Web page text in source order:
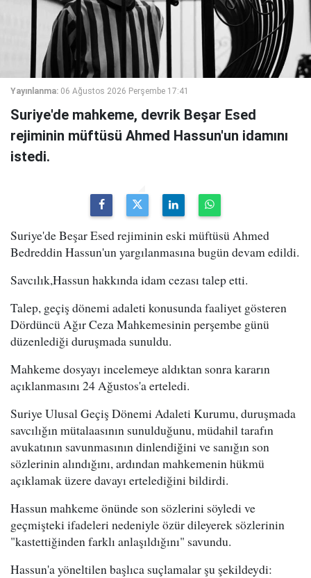
Yayınlanma: 06 Ağustos 2026 Perşembe 17:41
Suriye'de mahkeme, devrik Beşar Esed
rejiminin müftüsü Ahmed Hassun'un idamını
istedi.
Suriye'de Beşar Esed rejiminin eski müftüsü Ahmed
Bedreddin Hassun'un yargılanmasına bugün devam edildi.
Savcılık,Hassun hakkında idam cezası talep etti.
Talep, geçiş dönemi adaleti konusunda faaliyet gösteren
Dördüncü Ağır Ceza Mahkemesinin perşembe günü
düzenlediği duruşmada sunuldu.
Mahkeme dosyayı incelemeye aldıktan sonra kararın
açıklanmasını 24 Ağustos'a erteledi.
Suriye Ulusal Geçiş Dönemi Adaleti Kurumu, duruşmada
savcılığın mütalaasının sunulduğunu, müdahil tarafın
avukatının savunmasının dinlendiğini ve sanığın son
sözlerinin alındığını, ardından mahkemenin hükmü
açıklamak üzere davayı ertelediğini bildirdi.
Hassun mahkeme önünde son sözlerini söyledi ve
geçmişteki ifadeleri nedeniyle özür dileyerek sözlerinin
"kastettiğinden farklı anlaşıldığını" savundu.
Hassun'a yöneltilen başlıca suçlamalar şu şekildeydi: